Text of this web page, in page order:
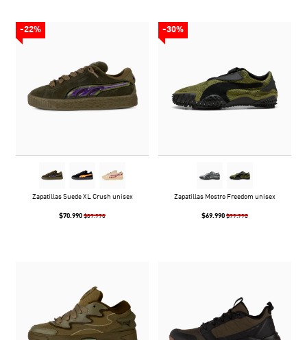
-22%
Zapatillas Suede XL Crush unisex
$70.990 $89.990
-30%
Zapatillas Mostro Freedom unisex
$69.990 $99.990